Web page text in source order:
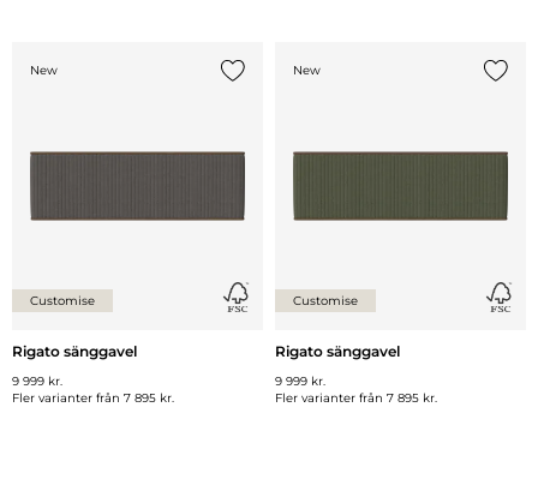
New
Customise
Rigato sänggavel
9 999 kr.
Fler varianter från 7 895 kr.
New
Customise
Rigato sänggavel
9 999 kr.
Fler varianter från 7 895 kr.